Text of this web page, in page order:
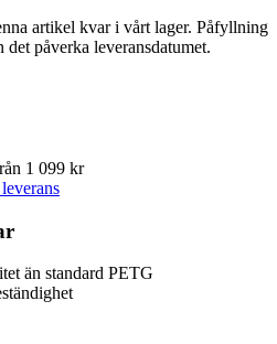
artikel kvar i vårt lager. Påfyllning
påverka leveransdatumet.
1 099 kr
än standard PETG